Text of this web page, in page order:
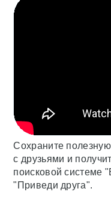
Сохраните
с друзьями и
поисковой системе
"Приведи друга".